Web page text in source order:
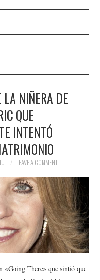
LA NIÑERA DE
QUE
INTENTÓ
LEAVE A COMMENT
«Going There» que sintió que